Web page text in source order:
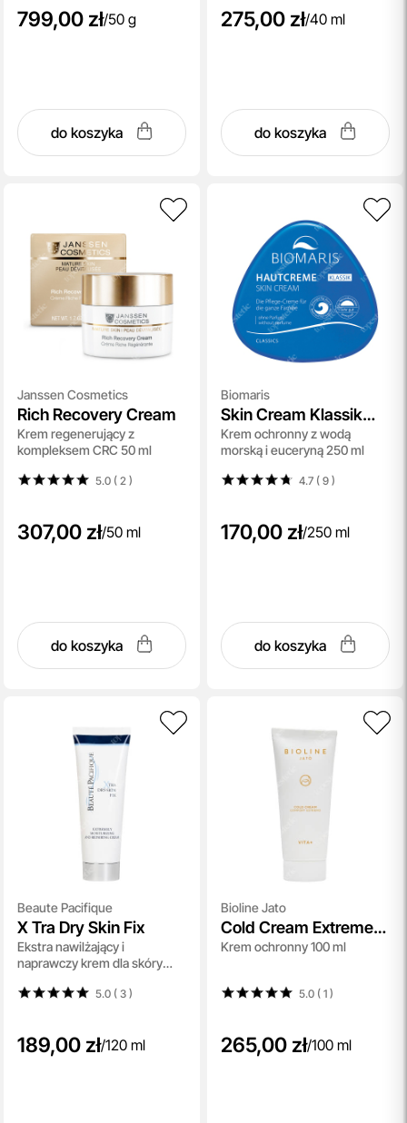
799,00 zł/50 g
do koszyka
275,00 zł/40 ml
do koszyka
Janssen Cosmetics
Rich Recovery Cream
Krem regenerujący z
kompleksem CRC 50 ml
5.0 ( 2 )
307,00 zł/50 ml
do koszyka
Biomaris
Skin Cream Klassik
Without Perfume
Krem ochronny z wodą
morską i euceryną 250 ml
4.7 ( 9)
170,00 zł/250 ml
do koszyka
Beaute Pacifique
X Tra Dry Skin Fix
Ekstra nawilżający i
naprawczy krem dla skóry
5.0 ( 3)
189,00 zł/120 ml
Bioline Jato
Cold Cream Extreme
Comfort
Krem ochronny 100 ml
5.0 ( 1)
265,00 zł/100 ml